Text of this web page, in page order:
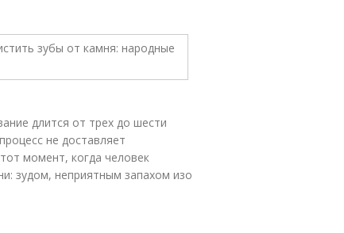
длится от трех до шести
не доставляет
момент, когда человек
зудом, неприятным запахом изо